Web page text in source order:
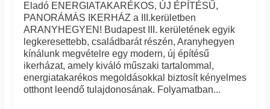
Eladó ENERGIATAKARÉKOS, ÚJ ÉPÍTÉSŰ,
PANORÁMÁS IKERHÁZ a III.kerületben
ARANYHEGYEN! Budapest III. kerületének egyik
legkeresettebb, családbarát részén, Aranyhegyen
kínálunk megvételre egy modern, új építésű
ikerházat, amely kiváló műszaki tartalommal,
energiatakarékos megoldásokkal biztosít kényelmes
otthont leendő tulajdonosának. Folyamatban...